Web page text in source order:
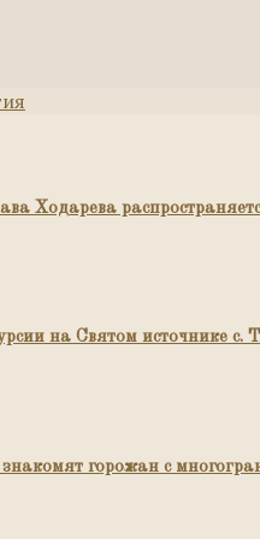
Ходарева
на Святом источнике с.
горожан с